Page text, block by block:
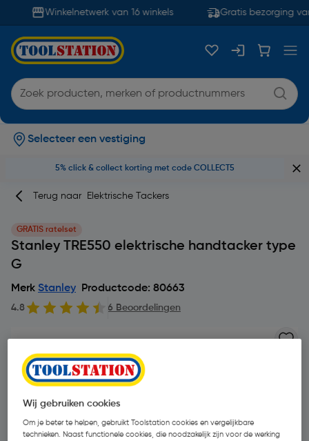
Winkelnetwerk van 16 winkels Gratis bezorging
Selecteer een vestiging
5% click & collect korting met code COLLECT5
Terug naar Elektrische Tackers
GRATIS ratelset
Stanley TRE550 elektrische handtacker type
G
Merk Stanley Productcode: 80663
4.8 6 Beoordelingen
Wij gebruiken cookies
Om je beter te helpen, gebruikt Toolstation cookies en vergelijkbare
technieken. Naast functionele cookies, die noodzakelijk zijn voor de werking